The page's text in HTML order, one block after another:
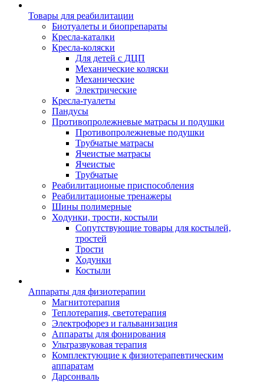
Товары для реабилитации
Биотуалеты и биопрепараты
Кресла-каталки
Кресла-коляски
Для детей с ДЦП
Механические коляски
Механические
Электрические
Кресла-туалеты
Пандусы
Противопролежневые матрасы и подушки
Противопролежневые подушки
Трубчатые матрасы
Ячеистые матрасы
Ячеистые
Трубчатые
Реабилитационые приспособления
Реабилитационые тренажеры
Шины полимерные
Ходунки, трости, костыли
Сопутствующие товары для костылей,
тростей
Трости
Ходунки
Костыли
Аппараты для физиотерапии
Магнитотерапия
Теплотерапия, светотерапия
Электрофорез и гальванизация
Аппараты для фонирования
Ультразвуковая терапия
Комплектующие к физиотерапевтическим
аппаратам
Дарсонваль